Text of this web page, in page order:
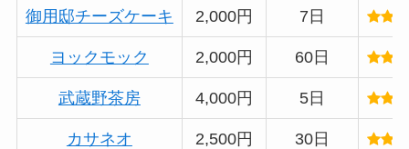
御用邸チーズケーキ 2,000円 7日
ヨックモック 2,000円 60日
武蔵野茶房 4,000円 5日
カサネオ 2,500円 30日